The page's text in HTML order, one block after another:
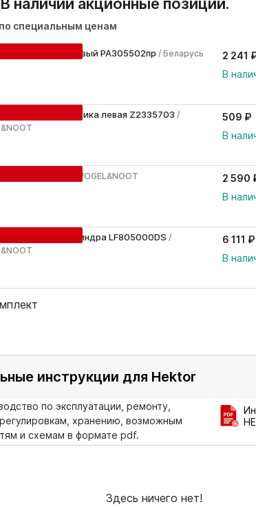
специальным ценам
предплужника левый PA305502пр / Беларусь
2 241
В
отвала предплужника левая Z2335703 /
509 ₽
В
Z242470A / VOGEL&NOOT
2 590
В
гидроцилиндра LF805000DS /
6 111 ₽
В
инструкции для Hektor
по эксплуатации, ремонту,
хранению, возможным
и схемам в формате pdf.
Здесь ничего нет!